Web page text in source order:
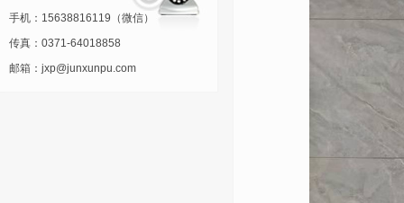
手机：15638816119（微信）
传真：0371-64018858
邮箱：jxp@junxunpu.com